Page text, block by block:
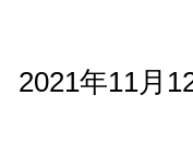
2021年11月